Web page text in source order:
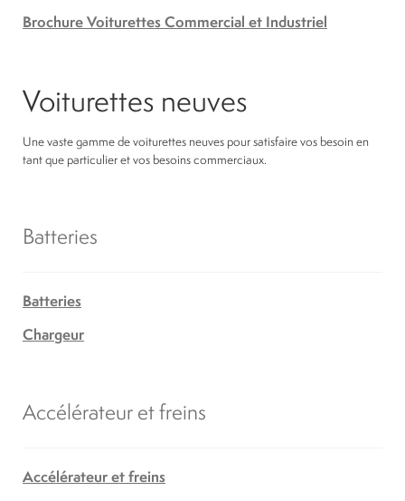
Brochure Voiturettes Commercial et Industriel
Voiturettes neuves
Une vaste gamme de voiturettes neuves pour satisfaire vos besoin en
tant que particulier et vos besoins commerciaux.
Batteries
Batteries
Chargeur
Accélérateur et freins
Accélérateur et freins